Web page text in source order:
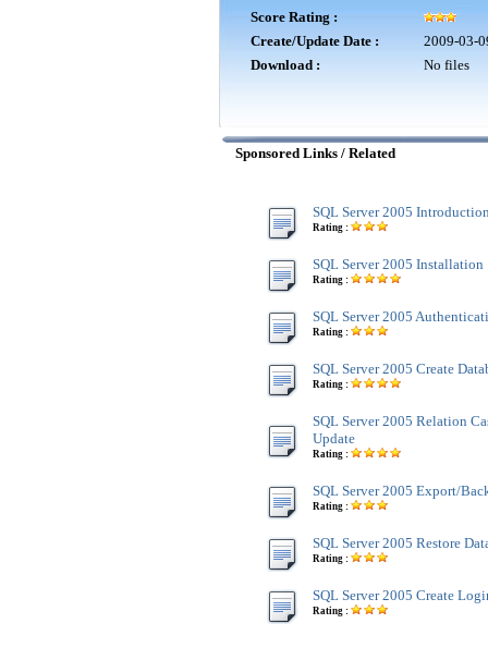
Score Rating :
Create/Update Date :
2009-03-
Download :
No files
Sponsored Links / Related
SQL Server 2005
Rating :
SQL Server 2005 Installation
Rating :
SQL Server 2005
Rating :
SQL Server 2005 Create
Rating :
SQL Server 2005 Relation
Update
Rating :
SQL Server 2005 Export/
Rating :
SQL Server 2005 Restore
Rating :
SQL Server 2005 Create
Rating :